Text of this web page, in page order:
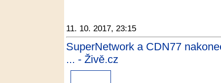
11. 10. 2017, 23:15
SuperNetwork a CDN77
... - Živě.cz